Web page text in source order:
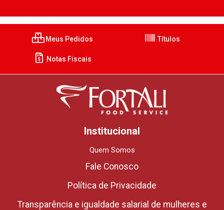
Meus Pedidos Títulos
Notas Fiscais
Institucional
Quem Somos
Fale Conosco
Política de Privacidade
Transparência e igualdade salarial de mulheres e